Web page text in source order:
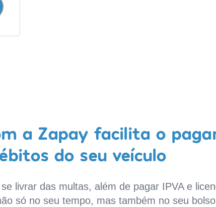
a Zapay facilita o
do seu veículo
livrar das multas, além de pagar IPVA e
só no seu tempo, mas também no seu